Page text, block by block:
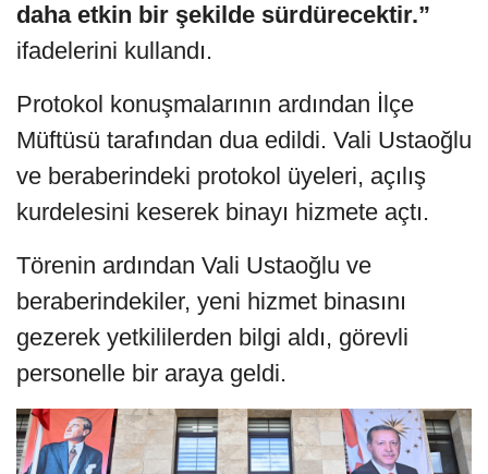
daha etkin bir şekilde sürdürecektir.”
ifadelerini kullandı.
Protokol konuşmalarının ardından İlçe
Müftüsü tarafından dua edildi. Vali Ustaoğlu
ve beraberindeki protokol üyeleri, açılış
kurdelesini keserek binayı hizmete açtı.
Törenin ardından Vali Ustaoğlu ve
beraberindekiler, yeni hizmet binasını
gezerek yetkililerden bilgi aldı, görevli
personelle bir araya geldi.